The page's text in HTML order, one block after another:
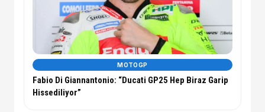
MOTOGP
Fabio Di Giannantonio: “Ducati GP25 Hep Biraz Garip
Hissediliyor”